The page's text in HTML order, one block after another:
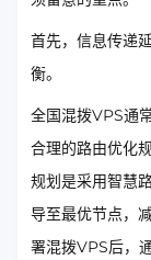
首先，信息传递
衡。
全国混拨VPS通
合理的路由优化
规划是采用智慧
导至最优节点，
署混拨VPS后，